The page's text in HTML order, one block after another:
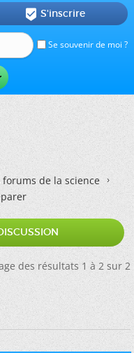
Se souvenir de moi ?
 S'inscrire
forums de la science
des résultats 1 à 2 sur 2